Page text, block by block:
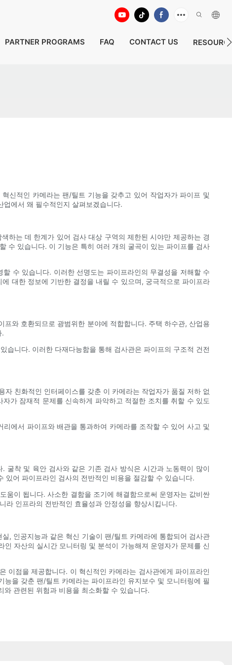
PARTNER PROGRAMS FAQ CONTACT US
신적인 카메라는 팬/틸트 기능을 갖추고 있어 작업자가 파이프 및
에서 왜 필수적인지 살펴보겠습니다.
하는 데 한계가 있어 검사 대상 구역의 제한된 시야만 제공하는 경
수 있습니다. 이 기능은 특히 여러 개의 굴곡이 있는 파이프를 검사
수 있습니다. 이러한 선명도는 파이프라인의 무결성을 저해할 수
대한 정보에 기반한 결정을 내릴 수 있으며, 궁극적으로 파이프라
와 호환되므로 광범위한 분야에 적합합니다. 주택 하수관, 산업용
.
습니다. 이러한 다재다능함을 통해 검사관은 파이프의 구조적 건전
친화적인 인터페이스를 갖춘 이 카메라는 작업자가 품질 저하 없
가 잠재적 문제를 신속하게 파악하고 적절한 조치를 취할 수 있도
에서 파이프와 배관을 통과하여 카메라를 조작할 수 있어 사고 및
굴착 및 육안 검사와 같은 기존 검사 방식은 시간과 노동력이 많이
어 파이프라인 검사의 전반적인 비용을 절감할 수 있습니다.
움이 됩니다. 사소한 결함을 조기에 해결함으로써 운영자는 값비싼
라 인프라의 전반적인 효율성과 안정성을 향상시킵니다.
, 인공지능과 같은 혁신 기술이 팬/틸트 카메라에 통합되어 검사관
자산의 실시간 모니터링 및 분석이 가능해져 운영자가 문제를 신
이점을 제공합니다. 이 혁신적인 카메라는 검사관에게 파이프라인
을 갖춘 팬/틸트 카메라는 파이프라인 유지보수 및 모니터링에 필
관련된 위험과 비용을 최소화할 수 있습니다.